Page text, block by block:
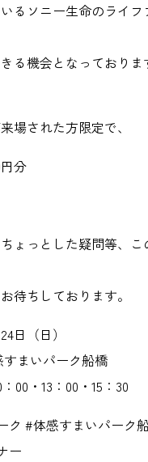
るソニー生命のライフ
る機会となっておりま
場された方限定で、
分
ょっとした疑問等、
待ちしております。
日（日）
まいパーク船橋
00・13：00・15：30
ク #体感すまいパーク
ー